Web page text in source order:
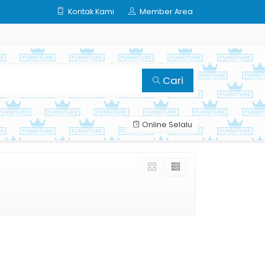
Kontak Kami Member Area
Cari
Online Selalu